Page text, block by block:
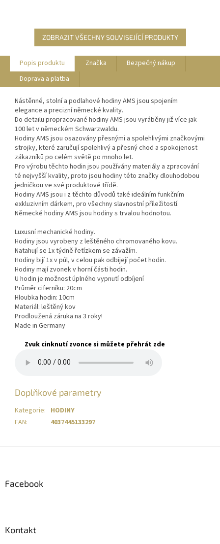
ZOBRAZIT VŠECHNY SOUVISEJÍCÍ PRODUKTY
Popis produktu Značka
Bezpečný nákup
Doprava a platba
Nástěnné, stolní a podlahové hodiny AMS jsou spojením
elegance a precizní německé kvality.
Do detailu propracované hodiny AMS jsou vyráběny již více jak
100 let v německém Schwarzwaldu.
Hodiny AMS jsou osazovány přesnými a spolehlivými značkovými
strojky, které zaručují spolehlivý a přesný chod a spokojenost
zákazníků po celém světě po mnoho let.
Pro výrobu těchto hodin jsou používány materiály a zpracování
té nejvyšší kvality, proto jsou hodiny této značky dlouhodobou
jedničkou ve své produktové třídě.
Hodiny AMS jsou i z těchto důvodů také ideálním funkčním
exkluzivním dárkem, pro všechny slavnostní příležitostí.
Německé hodiny AMS jsou hodiny s trvalou hodnotou.
Luxusní mechanické hodiny.
Hodiny jsou vyrobeny z leštěného chromovaného kovu.
Natahují se 1x týdně řetízkem se závažím.
Hodiny bijí 1x v půl, v celou pak odbíjejí počet hodin.
Hodiny mají zvonek v horní části hodin.
U hodin je možnost úplného vypnutí odbíjení
Průměr ciferníku: 20cm
Hloubka hodin: 10cm
Materiál: leštěný kov
Prodloužená záruka na 3 roky!
Made in Germany
Zvuk cinknutí zvonce si můžete přehrát zde
Doplňkové parametry
Kategorie: HODINY
EAN: 4037445133297
Facebook
Kontakt